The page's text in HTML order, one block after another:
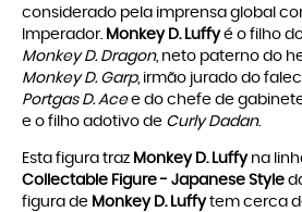
considerado pela imprensa global
Imperador. Monkey D. Luffyé o filho
Monkey D. Dragon, neto paterno do
Monkey D. Garp, irmão jurado do
Portgas D. Acee do chefe de
e o filho adotivo de Curly Dadan.
Esta figura traz Monkey D. Luffy na
Collectable Figure - Japanese Style
figura de Monkey D. Luffytem cerca